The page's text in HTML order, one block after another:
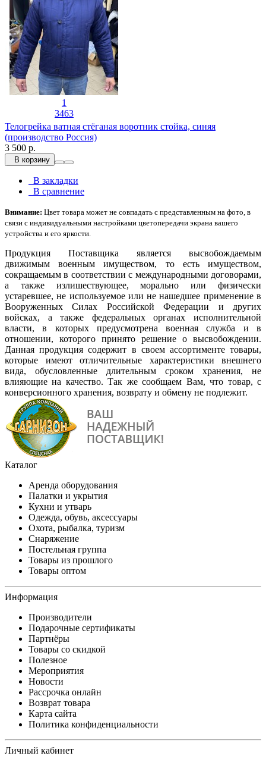
1
3463
Телогрейка ватная стёганая воротник стойка, синяя
(производство Россия)
3 500 р.
В корзину
В закладки
В сравнение
Внимание: Цвет товара может не совпадать с представленным на фото, в
связи с индивидуальными настройками цветопередачи экрана вашего
устройства и его яркости.
Продукция Поставщика является высвобождаемым
движимым военным имуществом, то есть имуществом,
сокращаемым в соответствии с международными договорами,
а также излишествующее, морально или физически
устаревшее, не используемое или не нашедшее применение в
Вооруженных Силах Российской Федерации и других
войсках, а также федеральных органах исполнительной
власти, в которых предусмотрена военная служба и в
отношении, которого принято решение о высвобождении.
Данная продукция содержит в своем ассортименте товары,
которые имеют отличительные характеристики внешнего
вида, обусловленные длительным сроком хранения, не
влияющие на качество. Так же сообщаем Вам, что товар, с
конверсионного хранения, возврату и обмену не подлежит.
Каталог
Аренда оборудования
Палатки и укрытия
Кухни и утварь
Одежда, обувь, аксессуары
Охота, рыбалка, туризм
Снаряжение
Постельная группа
Товары из прошлого
Товары оптом
Информация
Производители
Подарочные сертификаты
Партнёры
Товары со скидкой
Полезное
Мероприятия
Новости
Рассрочка онлайн
Возврат товара
Карта сайта
Политика конфиденциальности
Личный кабинет